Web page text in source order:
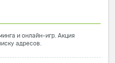
и онлайн-игр. Акция
адресов.